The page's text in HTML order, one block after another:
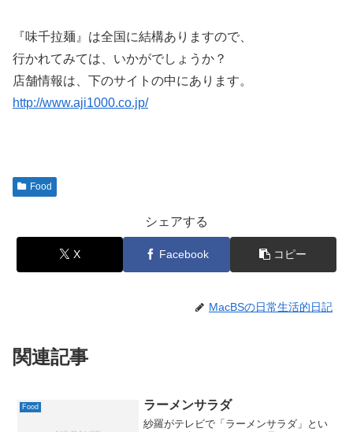
『味千拉麺』は全国に結構ありますので、
行かれてみては、いかがでしょうか？
店舗情報は、下のサイトの中にあります。
http://www.aji1000.co.jp/
Food
シェアする
X Facebook コピー
MacBSの日常生活的日記
関連記事
Food ラーメンサラダ
紗羅がテレビで「ラーメンサラダ」とい